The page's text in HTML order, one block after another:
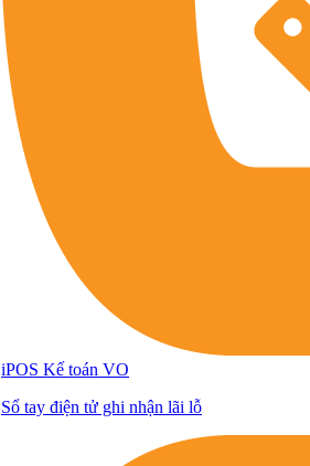
iPOS Kế toán VO
Sổ tay điện tử ghi nhận lãi lỗ